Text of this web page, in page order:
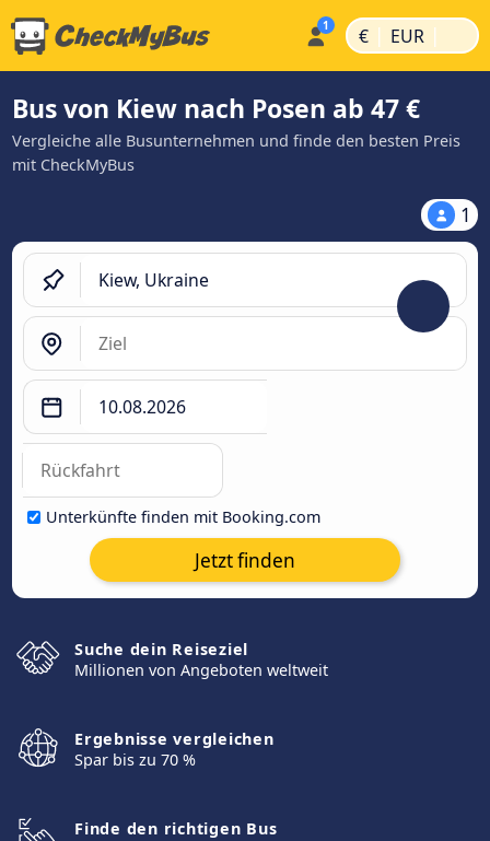
€ | EUR |
Bus von Kiew nach Posen ab 47 €
Vergleiche alle Busunternehmen und finde den besten Preis
mit CheckMyBus
1
Unterkünfte finden mit Booking.com
Jetzt finden
Suche dein Reiseziel
Millionen von Angeboten weltweit
Ergebnisse vergleichen
Spar bis zu 70 %
Finde den richtigen Bus